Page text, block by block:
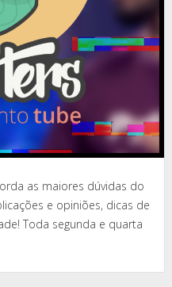
as maiores dúvidas do
e opiniões, dicas de
Toda segunda e quarta